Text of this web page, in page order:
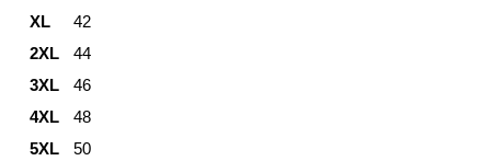
XL
42
2XL
44
3XL
46
4XL
48
5XL
50